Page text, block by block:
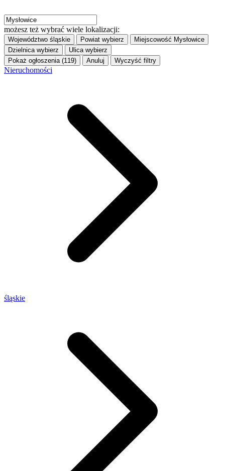
możesz też wybrać wiele lokalizacji:
Województwo śląskie Powiat wybierz Miejscowość Mysłowice
Dzielnica wybierz Ulica wybierz
Pokaż ogłoszenia (119)
Anuluj Wyczyść filtry
Nieruchomości
śląskie